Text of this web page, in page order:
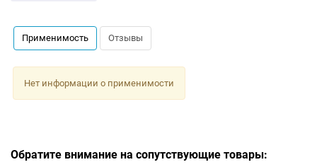
Применимость Отзывы
Нет информации о применимости
Обратите внимание на сопутствующие товары: